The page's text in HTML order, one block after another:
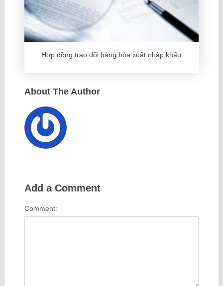
Hợp đồng trao đổi hàng hóa xuất nhập khẩu
About The Author
Add a Comment
Comment: